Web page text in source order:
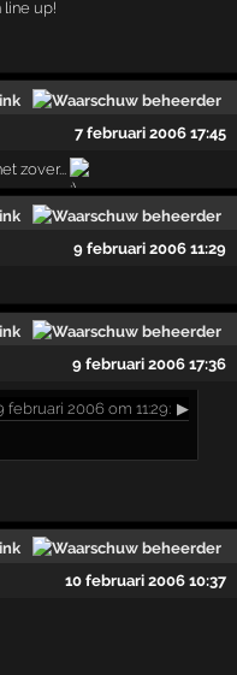
up!
7 februari 2006 17:45
zover...
9 februari 2006 11:29
9 februari 2006 17:36
2006 om 11:29: ▶
10 februari 2006 10:37